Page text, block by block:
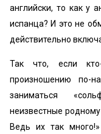
английски, то как у
испанца? И это не
действительно
Так что, если кто-
произношению по-
заниматься
неизвестные родному
Ведь их так